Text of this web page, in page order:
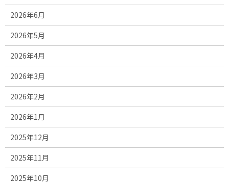
2026年6月
2026年5月
2026年4月
2026年3月
2026年2月
2026年1月
2025年12月
2025年11月
2025年10月